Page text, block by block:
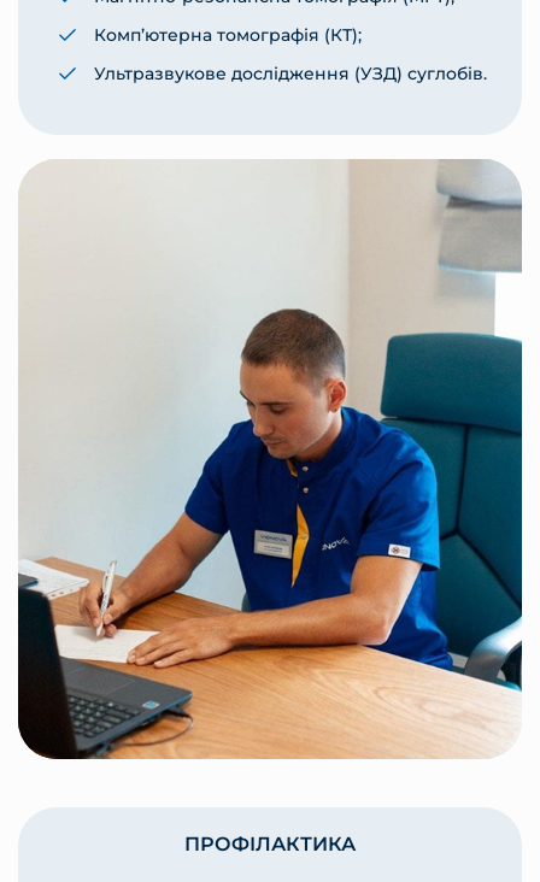
Комп’ютерна томографія (КТ);
Ультразвукове дослідження (УЗД) суглобів.
ПРОФІЛАКТИКА